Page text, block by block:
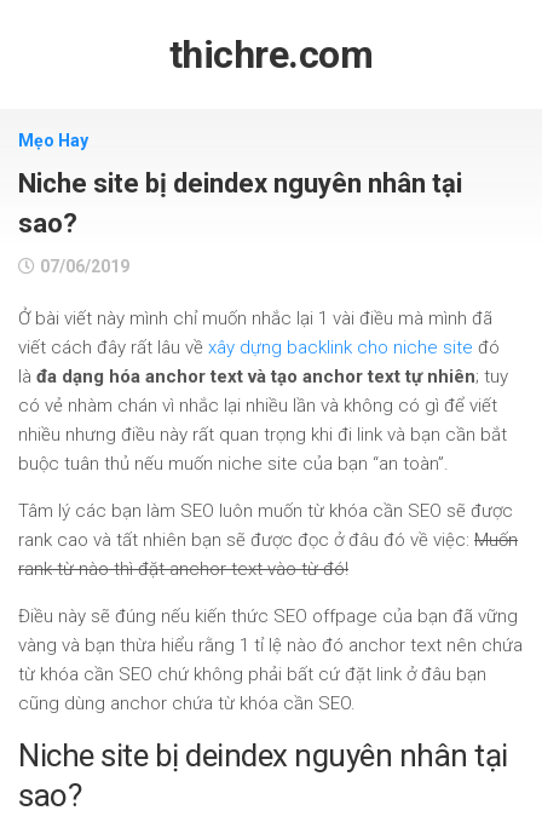
thichre.com
Mẹo Hay
Niche site bị deindex nguyên nhân tại
sao?
07/06/2019
Ở bài viết này mình chỉ muốn nhắc lại 1 vài điều mà mình đã
viết cách đây rất lâu về xây dựng backlink cho niche site đó
là đa dạng hóa anchor text và tạo anchor text tự nhiên; tuy
có vẻ nhàm chán vì nhắc lại nhiều lần và không có gì để viết
nhiều nhưng điều này rất quan trọng khi đi link và bạn cần bắt
buộc tuân thủ nếu muốn niche site của bạn “an toàn”.
Tâm lý các bạn làm SEO luôn muốn từ khóa cần SEO sẽ được
rank cao và tất nhiên bạn sẽ được đọc ở đâu đó về việc: Muốn
rank từ nào thì đặt anchor text vào từ đó!
Điều này sẽ đúng nếu kiến thức SEO offpage của bạn đã vững
vàng và bạn thừa hiểu rằng 1 tỉ lệ nào đó anchor text nên chứa
từ khóa cần SEO chứ không phải bất cứ đặt link ở đâu bạn
cũng dùng anchor chứa từ khóa cần SEO.
Niche site bị deindex nguyên nhân tại
sao?